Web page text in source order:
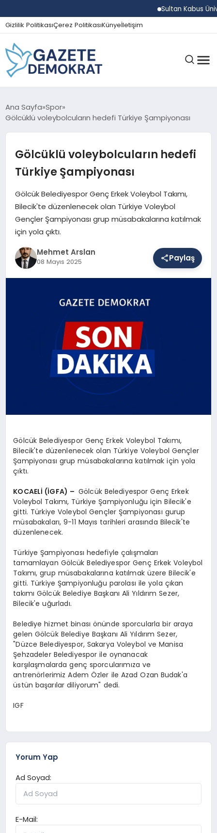
Sultan Kabus
Gizlilik PolitikasıÇerez PolitikasıKünyeİletişim
GÜNDEM
SPOR
SAĞLIK
Ana Sayfa Spor
Gölcüklü voleybolcuların hedefi Türkiye Şampiyonası
Gölcüklü voleybolcuların hedefi
Türkiye Şampiyonası
Gölcük Belediyespor Genç Erkek Voleybol Takımı,
Bilecik'te düzenlenecek olan Türkiye Voleybol
Gençler Şampiyonası grup müsabakalarına katılmak
için yola çıktı.
Mehmet Arslan
08 Mayıs 2025 Paylaş
Gölcük Belediyespor Genç Erkek Voleybol Takımı,
Bilecik'te düzenlenecek olan Türkiye Voleybol Gençler
Şampiyonası grup müsabakalarına katılmak için yola
çıktı.
KOCAELİ (İGFA) – Gölcük Belediyespor Genç Erkek
Voleybol Takımı, Türkiye Şampiyonluğu için Bilecik'e
gitti. Türkiye Voleybol Gençler Şampiyonası gurup
müsabakaları, 9-11 Mayıs tarihleri arasında Bilecik'te
düzenlenecek.
Türkiye Şampiyonası hedefiyle çalışmaları
tamamlayan Gölcük Belediyespor Genç Erkek Voleybol
Takımı, grup müsabakalarına katılmak üzere Bilecik'e
gitti. Türkiye Şampiyonluğu parolası ile yola çıkan
takımı Gölcük Belediye Başkanı Ali Yıldırım Sezer,
Bilecik'e uğurladı.
Belediye hizmet binası önünde sporcularla bir araya
gelen Gölcük Belediye Başkanı Ali Yıldırım Sezer,
"Düzce Belediyespor, Sakarya Voleybol ve Manisa
Şehzadeler Belediyespor ile oynanacak
karşılaşmalarda genç sporcularımıza ve
antrenörlerimiz Adem Özler ile Azad Ozan Budak'a
üstün başarılar diliyorum" dedi.
IGF
Yorum Yap
Ad Soyad:
E-Mail: